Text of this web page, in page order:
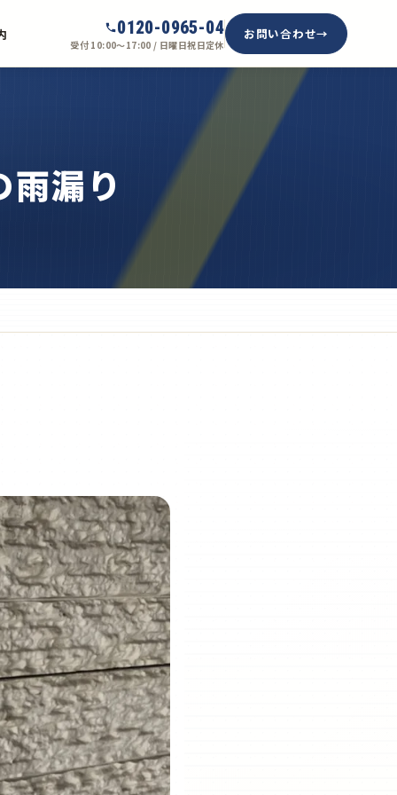
0120-0965-04
受付 10:00〜17:00 / 日曜日祝日定休
お問い合わせ
漏り